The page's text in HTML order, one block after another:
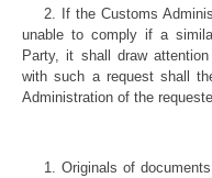
2. If the Customs
unable to comply if a
Party, it shall draw
with such a request shall
Administration of the
1. Originals of